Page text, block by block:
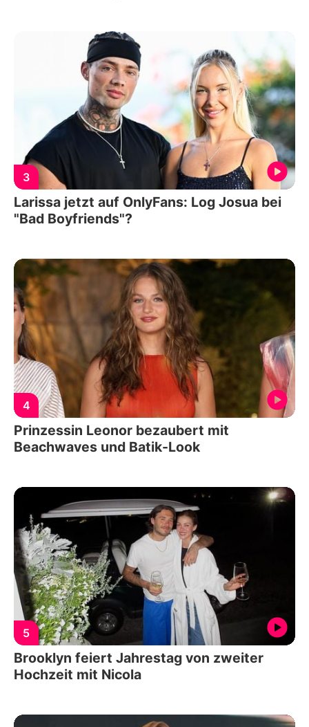
3
Larissa jetzt auf OnlyFans: Log Josua bei
"Bad Boyfriends"?
4
Prinzessin Leonor bezaubert mit
Beachwaves und Batik-Look
5
Brooklyn feiert Jahrestag von zweiter
Hochzeit mit Nicola